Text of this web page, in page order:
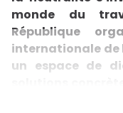
monde du
République
internationale de
un espace de
solutions